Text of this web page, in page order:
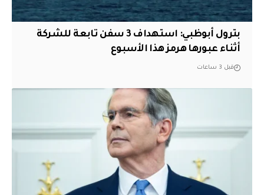
بترول أبوظبي: استهداف 3 سفن تابعة للشركة
أثناء عبورها هرمز هذا الأسبوع
قبل 3 ساعات